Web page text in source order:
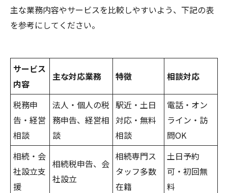
主な業務内容やサービスを比較しやすいよう、下記の表
を参考にしてください。
サービス
内容
主な対応業務 特徴 相談対応
税務申
告・経営
相談
法人・個人の税
務申告、経営相
談
駅近・土日
対応・無料
相談
電話・オン
ライン・訪
問OK
相続・会
社設立支
援
相続税申告、会
社設立
相続専門ス
タッフ多数
在籍
土日予約
可・初回無
料